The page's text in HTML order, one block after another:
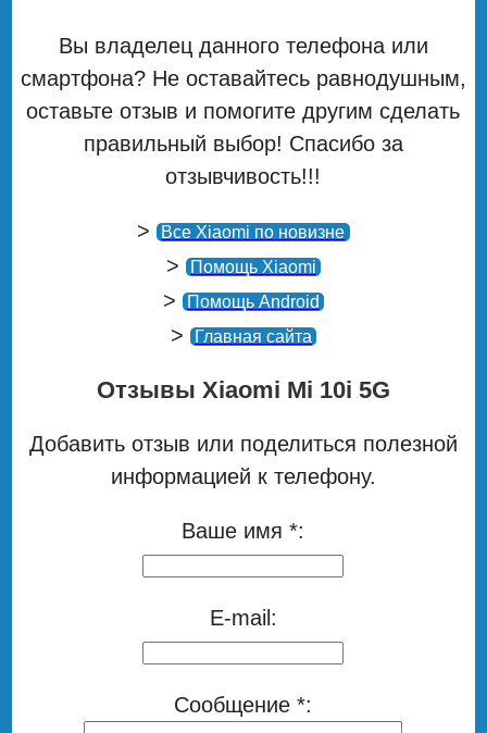
Вы владелец данного телефона или
смартфона? Не оставайтесь равнодушным,
оставьте отзыв и помогите другим сделать
правильный выбор! Спасибо за
отзывчивость!!!
> Все Xiaomi по новизне
> Помощь Xiaomi
> Помощь Android
> Главная сайта
Отзывы Xiaomi Mi 10i 5G
Добавить отзыв или поделиться полезной
информацией к телефону.
Ваше имя *:
E-mail:
Сообщение *: